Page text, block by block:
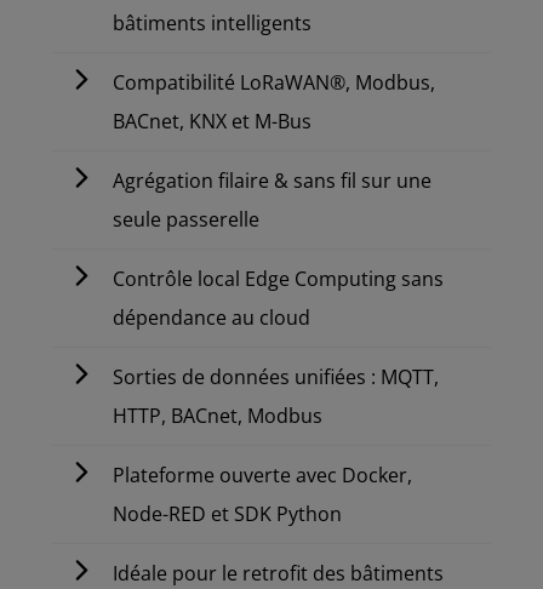
bâtiments intelligents
Compatibilité LoRaWAN®, Modbus,
BACnet, KNX et M-Bus
Agrégation filaire & sans fil sur une
seule passerelle
Contrôle local Edge Computing sans
dépendance au cloud
Sorties de données unifiées : MQTT,
HTTP, BACnet, Modbus
Plateforme ouverte avec Docker,
Node-RED et SDK Python
Idéale pour le retrofit des bâtiments